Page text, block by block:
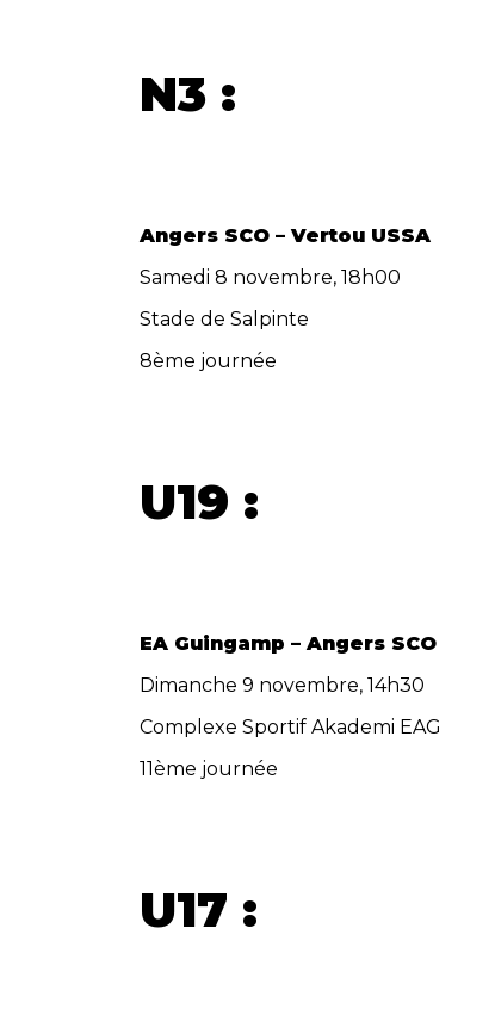
N3 :
Angers SCO – Vertou USSA
Samedi 8 novembre, 18h00
Stade de Salpinte
8ème journée
U19 :
EA Guingamp – Angers SCO
Dimanche 9 novembre, 14h30
Complexe Sportif Akademi EAG
11ème journée
U17 :